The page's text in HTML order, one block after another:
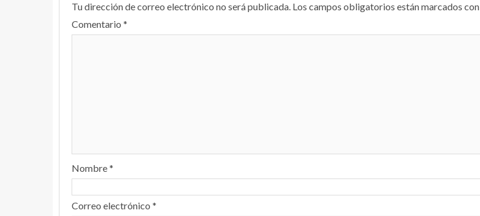
Tu dirección de correo electrónico no será publicada. Los campos obligatorios están marcados con
Comentario *
Nombre*
Correo electrónico *